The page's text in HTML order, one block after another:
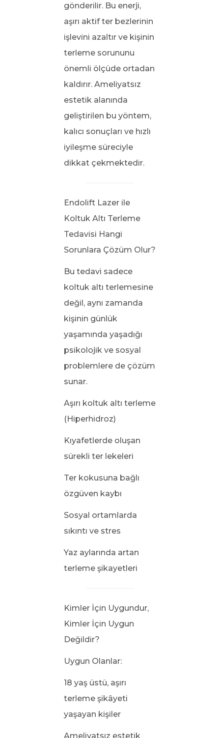
gönderilir. Bu enerji,
aşırı aktif ter bezlerinin
işlevini azaltır ve kişinin
terleme sorununu
önemli ölçüde ortadan
kaldırır. Ameliyatsız
estetik alanında
geliştirilen bu yöntem,
kalıcı sonuçları ve hızlı
iyileşme süreciyle
dikkat çekmektedir.
Endolift Lazer ile
Koltuk Altı Terleme
Tedavisi Hangi
Sorunlara Çözüm Olur?
Bu tedavi sadece
koltuk altı terlemesine
değil, aynı zamanda
kişinin günlük
yaşamında yaşadığı
psikolojik ve sosyal
problemlere de çözüm
sunar.
Aşırı koltuk altı terleme
(Hiperhidroz)
Kıyafetlerde oluşan
sürekli ter lekeleri
Ter kokusuna bağlı
özgüven kaybı
Sosyal ortamlarda
sıkıntı ve stres
Yaz aylarında artan
terleme şikayetleri
Kimler İçin Uygundur,
Kimler İçin Uygun
Değildir?
Uygun Olanlar:
18 yaş üstü, aşırı
terleme şikâyeti
yaşayan kişiler
Ameliyatsız estetik